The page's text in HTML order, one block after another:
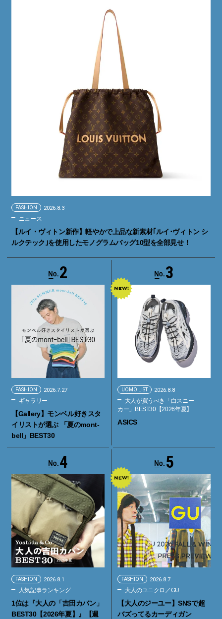
FASHION 2026.8.3
ニュース
【ルイ・ヴィトン新作】軽やかで上品な新素材｢ルイ･ヴィトン シ
ルクテック｣を使用したモノグラムバッグ10型を全部見せ！
2
FASHION 2026.7.27
ギャラリー
【Gallery】モンベル好きスタ
イリストが選ぶ 「夏のmont-
bell」BEST30
3
UOMO LIST 2026.8.8
大人が買うべき「白スニー
カー」BEST30【2026年夏】
ASICS
4
FASHION 2026.8.1
人気記事ランキング
1位は『大人の「吉田カバン」
BEST30【2026年夏】』【週
5
FASHION 2026.8.7
大人のユニクロ／GU
【大人のジーユー】SNSで超
バズってるカーディガン